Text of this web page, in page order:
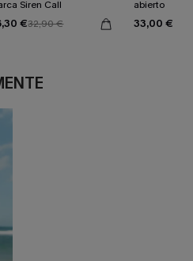
Siren Call
€32,90 €
abierto
33,00 €